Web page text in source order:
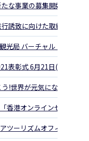
な事業の募集開始等のお
誘致に向けた取組(補助金
光局 バーチャル・ホテル
表彰式 6月21日(月)開催
!世界が元気になる旅～公
香港オンラインセミナー
ツーリズムオフィスより